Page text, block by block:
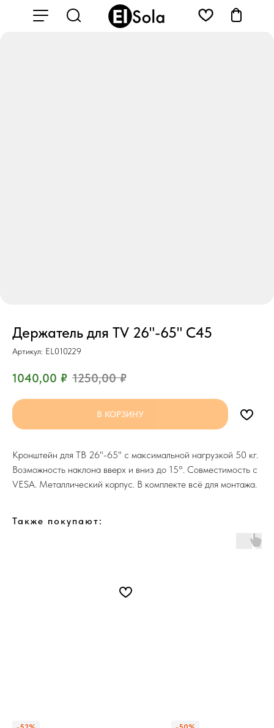
Держатель для TV 26"-65" C45
Артикул: EL010229
1040,00 ₽ 1250,00 ₽
В КОРЗИНУ
Кронштейн для ТВ 26"-65" с максимальной нагрузкой 50 кг.
Возможность наклона вверх и вниз до 15°. Совместимость с
VESA. Металлический корпус. В комплекте всё для монтажа.
Также покупают: